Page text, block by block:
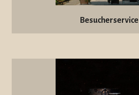
Besucherservice